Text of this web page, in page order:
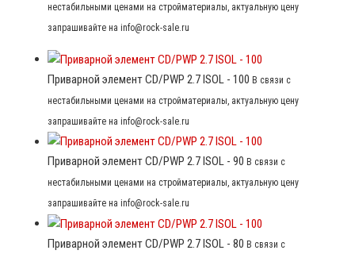
нестабильными ценами на стройматериалы, актуальную цену
запрашивайте на info@rock-sale.ru
Приварной элемент CD/PWP 2.7 ISOL - 100 В связи с
нестабильными ценами на стройматериалы, актуальную цену
запрашивайте на info@rock-sale.ru
Приварной элемент CD/PWP 2.7 ISOL - 90 В связи с
нестабильными ценами на стройматериалы, актуальную цену
запрашивайте на info@rock-sale.ru
Приварной элемент CD/PWP 2.7 ISOL - 80 В связи с